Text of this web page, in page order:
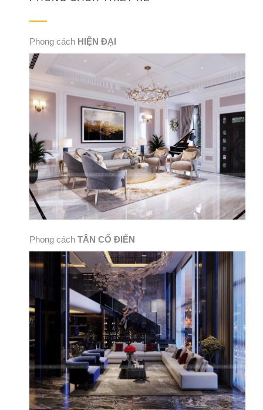
Phong cách HIỆN ĐẠI
Phong cách TÂN CỔ ĐIỂN